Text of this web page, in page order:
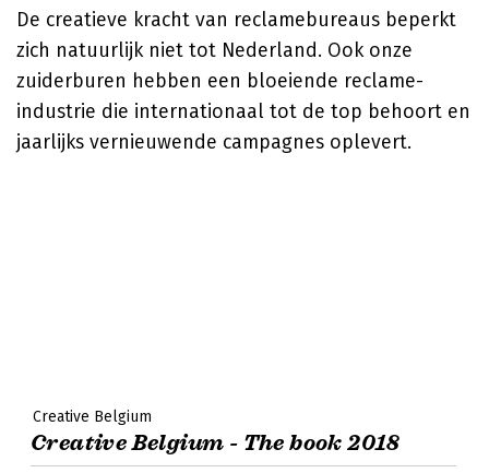
De creatieve kracht van reclamebureaus beperkt
zich natuurlijk niet tot Nederland. Ook onze
zuiderburen hebben een bloeiende reclame-
industrie die internationaal tot de top behoort en
jaarlijks vernieuwende campagnes oplevert.
Creative Belgium
Creative Belgium - The book 2018